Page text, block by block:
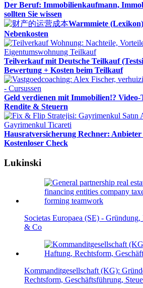
Der Beruf: Immobilienkaufmann,
sollten Sie wissen
Warmmiete
Nebenkosten
Teilverkauf mit Deutsche Teilkauf
Bewertung + Kosten beim Teilkauf
Geld verdienen mit Immobilien!?
Rendite & Steuern
Hausratversicherung Rechner:
Kostenloser Check
Lukinski
Societas Europaea (SE) -
& Co
Kommanditgesellschaft (KG):
Rechtsform, Geschäftsführung,